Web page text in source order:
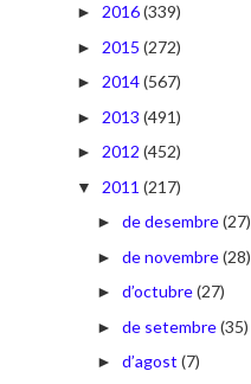
► 2016(339)
► 2015 (272)
► 2014(567)
► 2013 (491)
► 2012 (452)
▼ 2011 (217)
► de desembre(27)
► de novembre(28)
► d’octubre(27)
► de setembre(35)
► d’agost (7)